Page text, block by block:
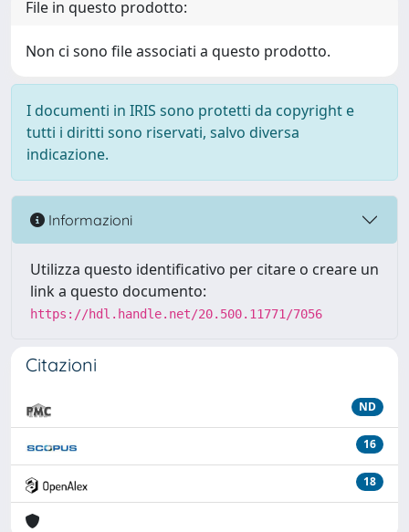
File in questo prodotto:
Non ci sono file associati a questo prodotto.
I documenti in IRIS sono protetti da copyright e
tutti i diritti sono riservati, salvo diversa
indicazione.
Informazioni
Utilizza questo identificativo per citare o creare un
link a questo documento:
https://hdl.handle.net/20.500.11771/7056
Citazioni
ND
16
18